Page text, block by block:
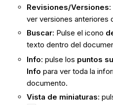
Revisiones/Versiones:
ver versiones anteriores
Buscar: Pulse el icono
texto dentro del
Info: pulse los puntos
Info para ver toda la
documento.
Vista de miniaturas: